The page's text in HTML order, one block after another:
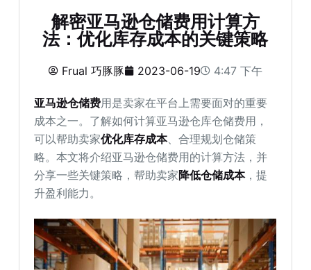
解密亚马逊仓储费用计算方
法：优化库存成本的关键策略
Frual 巧豚豚 2023-06-19 4:47 下午
亚马逊仓储费用是卖家在平台上需要面对的重要
成本之一。了解如何计算亚马逊仓库仓储费用，
可以帮助卖家优化库存成本、合理规划仓储策
略。本文将介绍亚马逊仓储费用的计算方法，并
分享一些关键策略，帮助卖家降低仓储成本，提
升盈利能力。